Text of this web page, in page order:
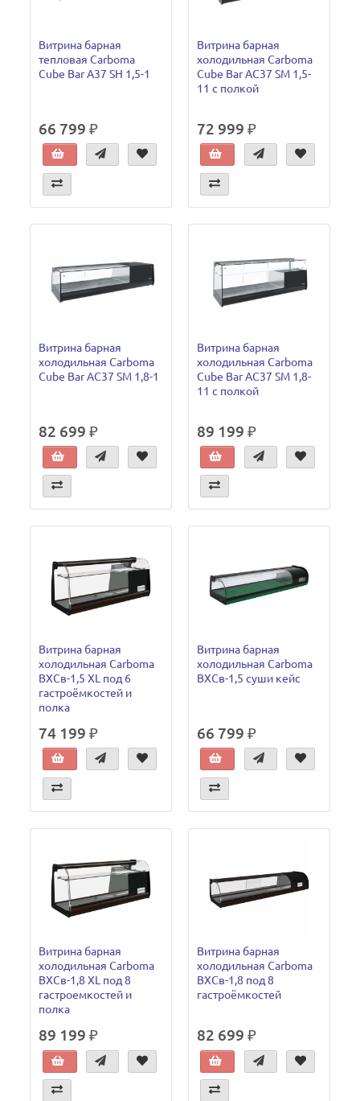
Витрина барная
тепловая Carboma
Cube Bar A37 SH 1,5-1
66 799 ₽
Витрина барная
холодильная Carboma
Cube Bar AC37 SM 1,5-
11 с полкой
72 999 ₽
Витрина барная
холодильная Carboma
Cube Bar AC37 SM 1,8-1
82 699 ₽
Витрина барная
холодильная Carboma
Cube Bar AC37 SM 1,8-
11 с полкой
89 199 ₽
Витрина барная
холодильная Carboma
ВХСв-1,5 XL под 6
гастроёмкостей и
полка
74 199 ₽
Витрина барная
холодильная Carboma
ВХСв-1,5 суши кейс
66 799 ₽
Витрина барная
холодильная Carboma
ВХСв-1,8 XL под 8
гастроемкостей и
полка
89 199 ₽
Витрина барная
холодильная Carboma
ВХСв-1,8 под 8
гастроёмкостей
82 699 ₽